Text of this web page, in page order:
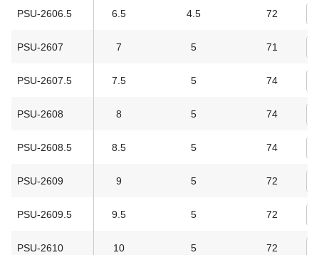
PSU-2606.5 6.5 4.5 72
PSU-2607 7 5 71
PSU-2607.5 7.5 5 74
PSU-2608 8 5 74
PSU-2608.5 8.5 5 74
PSU-2609 9 5 72
PSU-2609.5 9.5 5 72
PSU-2610 10 5 72